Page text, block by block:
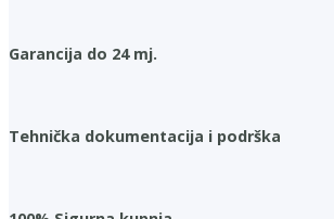
Garancija do 24 mj.
Tehnička dokumentacija i podrška